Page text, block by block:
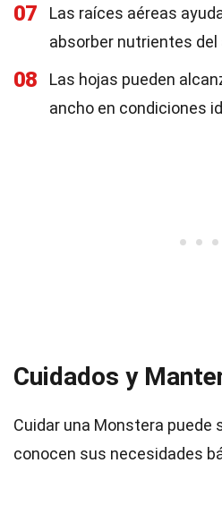
07
Las raíces aéreas
absorber nutrientes del
08
Las hojas pueden
ancho en condiciones
Cuidados y
Cuidar una Monstera puede
conocen sus necesidades